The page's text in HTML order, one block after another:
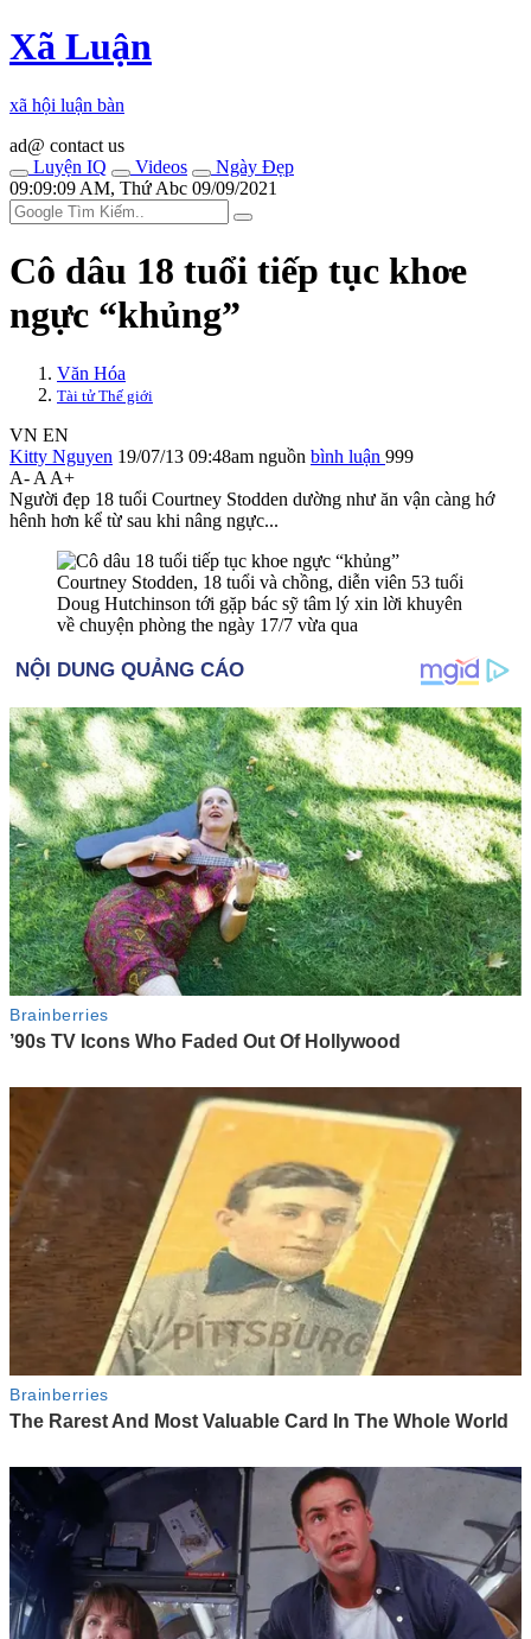
Xã Luận
xã hội luận bàn
ad@ contact us
Luyện IQ
Videos
Ngày Đẹp
09:09:09 AM, Thứ Abc 09/09/2021
Cô dâu 1‌8 tuổ‌i tiếp tục kho‌ּe
ngự‌ּc “khủng”
Văn Hóa
Tài tử Thế giới
VN EN
Kitty Nguyen 19/07/13 09:48am nguồn bình luận 999
A- A A+
Người đẹp 1‌8 tuổ‌i Courtney Stodden dường như ăn vận càng hớ
hênh hơn kể từ sau khi nâng ngực...
Courtney Stodden, 1‌8 tuổ‌i và chồng, diễn viên 53 tuổi
Doug Hutchinson tới gặp bác sỹ tâm lý xin lời khuyên
về chuyện phò‌ּng th‌ּe ngày 17/7 vừa qua